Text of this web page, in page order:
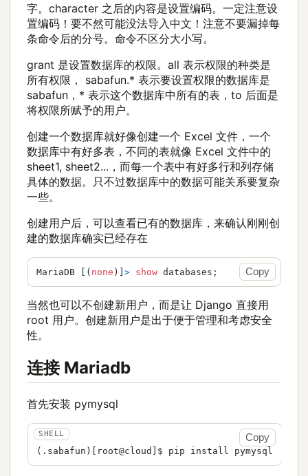
字。character 之后的内容是设置编码。一定注意设
置编码！要不然可能没法导入中文！注意不要漏掉每
条命令后的分号。命令不区分大小写。
grant 是设置数据库的权限。all 表示权限的种类是
所有权限， sabafun.* 表示要设置权限的数据库是
sabafun，* 表示这个数据库中所有的表，to 后面是
将权限所赋予的用户。
创建一个数据库就好像创建一个 Excel 文件，一个
数据库中有好多表，不同的表就像 Excel 文件中的
sheet1, sheet2...，而每一个表中有好多行和列存储
具体的数据。只不过数据库中的数据可能关系要复杂
一些。
创建用户后，可以查看已有的数据库，来确认刚刚创
建的数据库确实已经存在
MariaDB [( none )]> show Copy
当然也可以不创建新用户，而是让 Django 直接用
root 用户。创建新用户是出于便于管理和考虑安全
性。
连接 Mariadb
首先安装 pymysql
Copy